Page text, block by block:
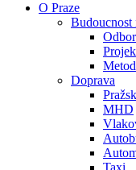
O Praze
Budoucnost
Doprava
MHD
Taxi